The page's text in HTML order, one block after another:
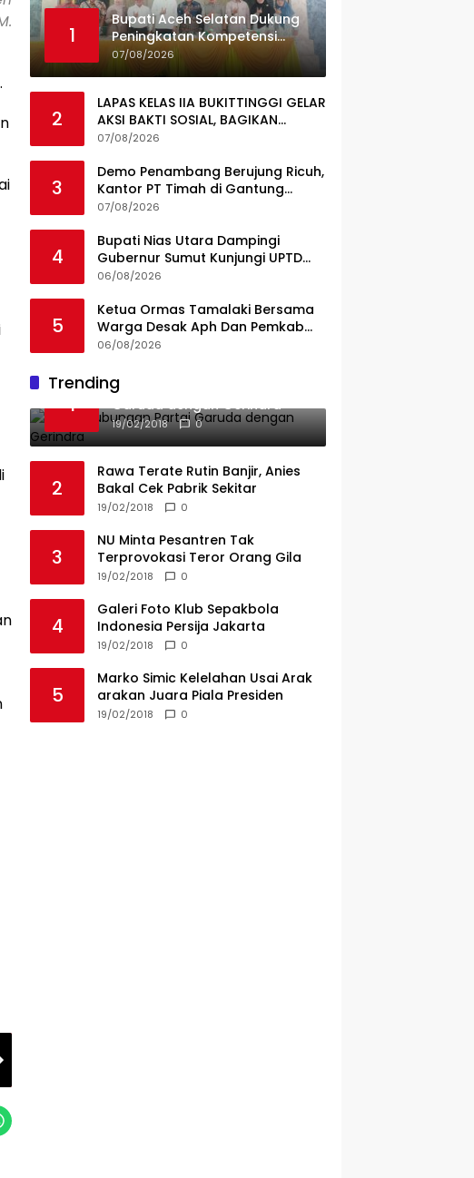
1
Bupati Aceh Selatan Dukung
Peningkatan Kompetensi
Guru, Pemkab Jajaki Kerja
Sama dengan Pascasarjana
07/08/2026
2
LAPAS KELAS IIA BUKITTINGGI GELAR
AKSI BAKTI SOSIAL, BAGIKAN
SEMBAKO KEPADA MASYARAKAT
07/08/2026
3
Demo Penambang Berujung Ricuh,
Kantor PT Timah di Gantung
Terbakar; Tuntutan Tata Niaga
07/08/2026
4
Bupati Nias Utara Dampingi
Gubernur Sumut Kunjungi UPTD
Puskesmas Lahewa
06/08/2026
5
Ketua Ormas Tamalaki Bersama
Warga Desak Aph Dan Pemkab
Konsel Tangkap Pelaku Angkut
PT KAP Melintas Jalan Umum
06/08/2026
Trending
1
Ini Dia Hubungan Partai
Garuda dengan Gerindra
19/02/2018 0
2
Rawa Terate Rutin Banjir, Anies
Bakal Cek Pabrik Sekitar
19/02/2018 0
3
NU Minta Pesantren Tak
Terprovokasi Teror Orang Gila
19/02/2018 0
4
Galeri Foto Klub Sepakbola
Indonesia Persija Jakarta
19/02/2018 0
5
Marko Simic Kelelahan Usai Arak
arakan Juara Piala Presiden
19/02/2018 0